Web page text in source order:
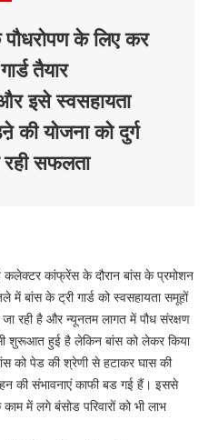
के लिए कर
तैयार
इसे स्वसहायता
की योजना को दुर्ग
सफलता
कांफ्रेंस के दौरान बांस के प्रमोशन
में बांस के ट्री गार्ड को स्वसहायता समूहों
रही है और न्यूनतम लागत में पौध संरक्षण
सी शुरूआत हुई है लेकिन बांस को लेकर किया
को पेड की श्रेणी से हटाकर घास की
की संभावनाएं काफी बड गई हैं। इससे
में लगे बंसोड परिवारों को भी लाभ